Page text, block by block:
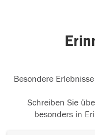
Besondere
Schreiben Sie
besonders in